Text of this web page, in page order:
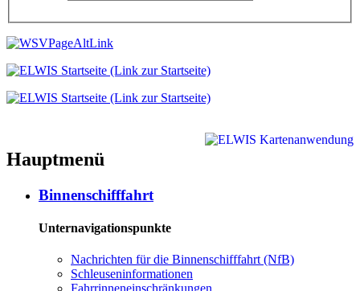
Hauptmenü
Binnenschifffahrt
Unternavigationspunkte
Nachrichten für die Binnenschifffahrt (NfB)
Schleuseninformationen